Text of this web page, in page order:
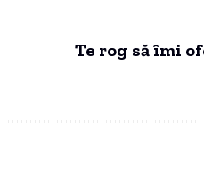
Te rog să îmi